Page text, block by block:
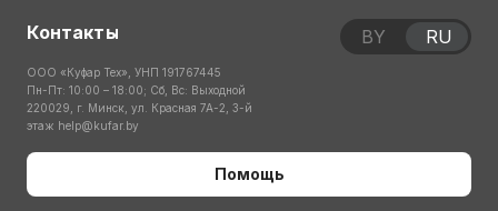
Контакты
ООО «Куфар Тех», УНП 191767445
Пн-Пт: 10:00 – 18:00; Сб, Вс: Выходной
220029, г. Минск, ул. Красная 7А-2, 3-й
этаж help@kufar.by
Помощь
BY RU